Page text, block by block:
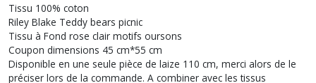
Tissu 100% coton
Riley Blake Teddy bears picnic
Tissu à Fond rose clair motifs oursons
Coupon dimensions 45 cm*55 cm
Disponible en une seule pièce de laize 110 cm, merci alors de le
préciser lors de la commande. A combiner avec les tissus